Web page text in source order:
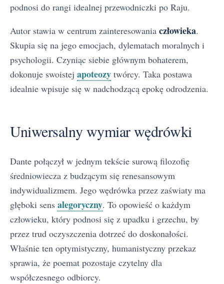
podnosi do rangi idealnej przewodniczki po Raju.
Autor stawia w centrum zainteresowania człowieka.
Skupia się na jego emocjach, dylematach moralnych i
psychologii. Czyniąc siebie głównym bohaterem,
dokonuje swoistej apoteozy twórcy. Taka postawa
idealnie wpisuje się w nadchodzącą epokę odrodzenia.
Uniwersalny wymiar wędrówki
Dante połączył w jednym tekście surową filozofię
średniowiecza z budzącym się renesansowym
indywidualizmem. Jego wędrówka przez zaświaty ma
głęboki sens alegoryczny. To opowieść o każdym
człowieku, który podnosi się z upadku i grzechu, by
przez trud oczyszczenia dotrzeć do doskonałości.
Właśnie ten optymistyczny, humanistyczny przekaz
sprawia, że poemat pozostaje czytelny dla
współczesnego odbiorcy.